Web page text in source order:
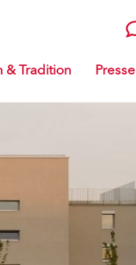
& Tradition Presse